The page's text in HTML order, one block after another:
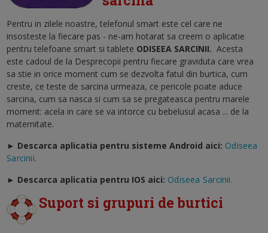
Pentru in zilele noastre, telefonul smart este cel care ne
insosteste la fiecare pas - ne-am hotarat sa creem o aplicatie
pentru telefoane smart si tablete ODISEEA SARCINII. Acesta
este cadoul de la Desprecopii pentru fiecare graviduta care vrea
sa stie in orice moment cum se dezvolta fatul din burtica, cum
creste, ce teste de sarcina urmeaza, ce pericole poate aduce
sarcina, cum sa nasca si cum sa se pregateasca pentru marele
moment: acela in care se va intorce cu bebelusul acasa ... de la
maternitate.
► Descarca aplicatia pentru sisteme Android aici: Odiseea
Sarcinii.
► Descarca aplicatia pentru IOS aici: Odiseea Sarcinii.
Suport si grupuri de burtici